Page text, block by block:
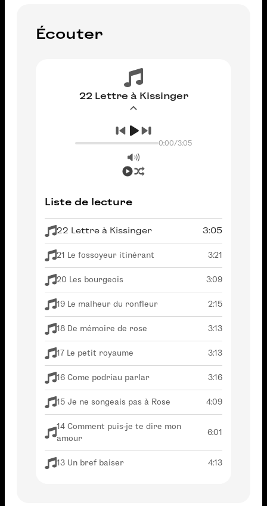
Écouter
22 Lettre à Kissinger
0:00/3:05
Liste de lecture
22 Lettre à Kissinger 3:05
21 Le fossoyeur itinérant 3:21
20 Les bourgeois 3:09
19 Le malheur du ronfleur 2:15
18 De mémoire de rose 3:13
17 Le petit royaume 3:13
16 Come podriau parlar 3:16
15 Je ne songeais pas à Rose 4:09
14 Comment puis-je te dire mon
amour
6:01
13 Un bref baiser 4:13